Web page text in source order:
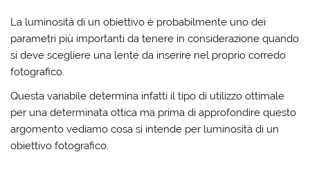
La luminosità di un obiettivo è probabilmente uno dei
parametri più importanti da tenere in considerazione quando
si deve scegliere una lente da inserire nel proprio corredo
fotografico.
Questa variabile determina infatti il tipo di utilizzo ottimale
per una determinata ottica ma prima di approfondire questo
argomento vediamo cosa si intende per luminosità di un
obiettivo fotografico.